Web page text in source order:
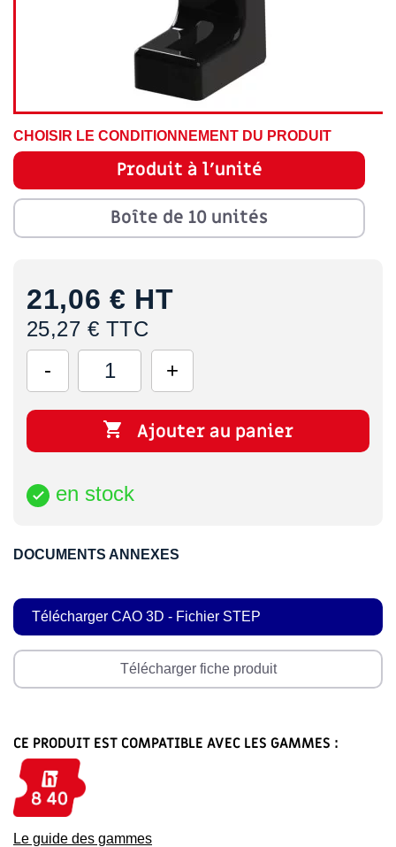
CHOISIR LE CONDITIONNEMENT DU PRODUIT
Produit à l'unité
Boîte de 10 unités
21,06 € HT
25,27 € TTC
 Ajouter au panier
 en stock
DOCUMENTS ANNEXES
Télécharger CAO 3D - Fichier STEP
Télécharger fiche produit
CE PRODUIT EST COMPATIBLE AVEC LES GAMMES :
Le guide des gammes